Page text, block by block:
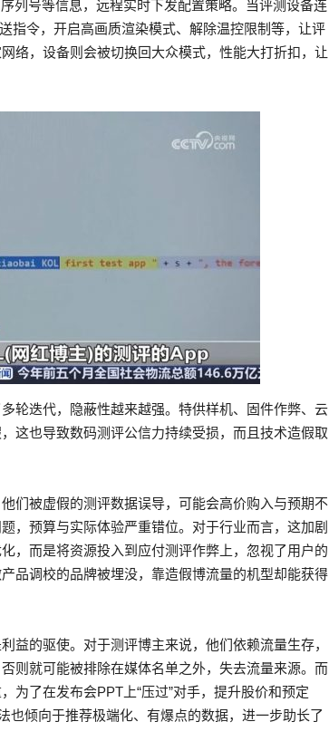
列号等信息，远程实时下发配置策略。当评测设备连
指令，开启高画质渲染模式、解除温控限制等，让评
络，设备则会被切换回大众模式，性能大打折扣，让
轮迭代，隐蔽性越来越强。特供样机、固件作弊、云
这也导致数码测评公信力持续受损，而且技术造假取
们被虚假的测评数据误导，可能会高价购入与预期不
，预算与实际体验严重错位。对于行业而言，这加剧
，而是将资源投入到应付测评作弊上，忽视了用户的
品调校的品牌被埋没，靠造假博流量的机型却能获得
益的驱使。对于测评博主来说，他们依赖流量生存，
则就可能被排除在媒体名单之外，失去流量来源。而
为了在发布会PPT上“压过”对手，提升股价和预定
也倾向于推荐极端化、有爆点的数据，进一步助长了